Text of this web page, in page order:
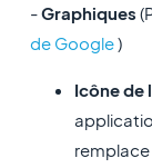
-Graphiques
de Google)
Icône